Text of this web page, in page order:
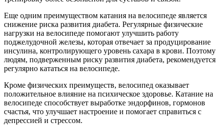
Еще одним преимуществом катания на велосипеде является
снижение риска развития диабета. Регулярные физические
нагрузки на велосипеде помогают улучшить работу
поджелудочной железы, которая отвечает за продуцирование
инсулина, контролирующего уровень сахара в крови. Поэтому
людям, подверженным риску развития диабета, рекомендуется
регулярно кататься на велосипеде.
Кроме физических преимуществ, велосипед оказывает
положительное влияние на психическое здоровье. Катание на
велосипеде способствует выработке эндорфинов, гормонов
счастья, что улучшает настроение и помогает справиться с
депрессией и стрессом.